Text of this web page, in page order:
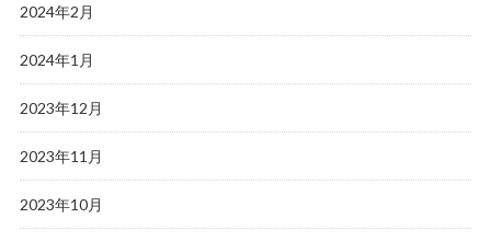
2024年2月
2024年1月
2023年12月
2023年11月
2023年10月